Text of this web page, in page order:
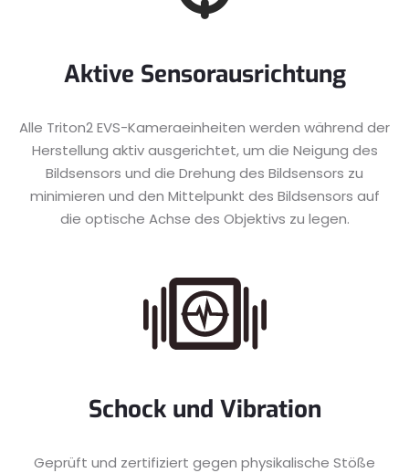
Aktive Sensorausrichtung
Alle Triton2 EVS-Kameraeinheiten werden während der
Herstellung aktiv ausgerichtet, um die Neigung des
Bildsensors und die Drehung des Bildsensors zu
minimieren und den Mittelpunkt des Bildsensors auf
die optische Achse des Objektivs zu legen.
Schock und Vibration
Geprüft und zertifiziert gegen physikalische Stöße